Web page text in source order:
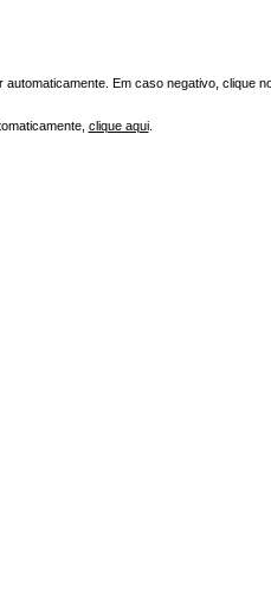
Em caso negativo, clique
clique aqui.